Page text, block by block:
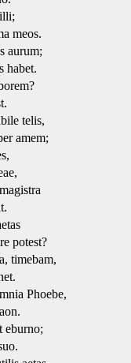
meos.
aurum;
habet.
telis,
amem;
potest?
timebam,
Phoebe,
eburno;